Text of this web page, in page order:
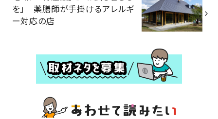
を」 薬膳師が手掛けるアレルギ
ー対応の店